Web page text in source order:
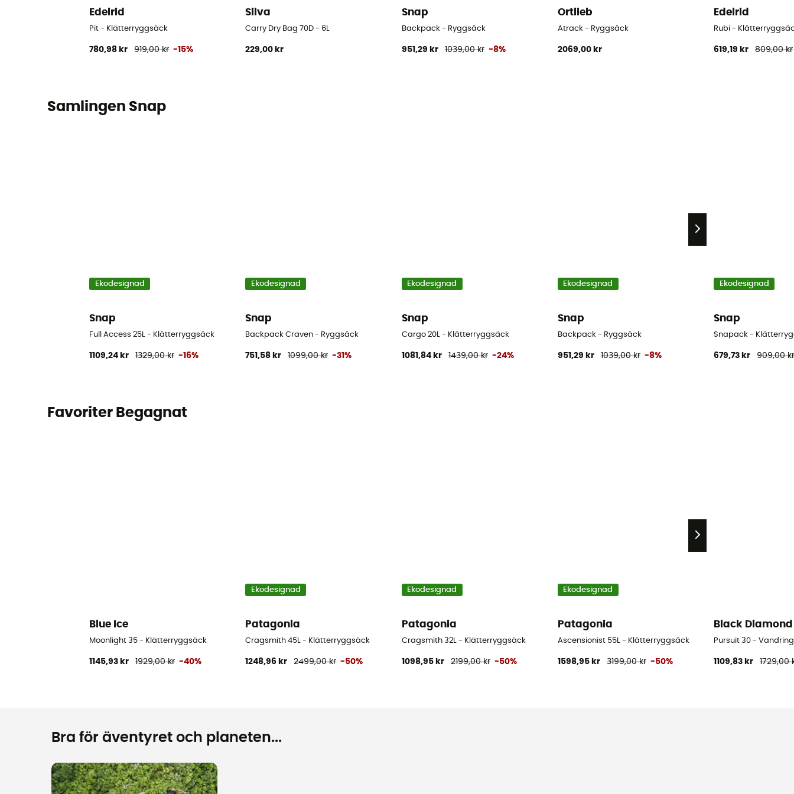
Edelrid
Pit - Klätterryggsäck
780,98 kr 919,00 kr -15%
Silva
Carry Dry Bag 70D - 6L
229,00 kr
Snap
Backpack - Ryggsäck
951,29 kr 1039,00 kr -8%
Ortlieb
Atrack - Ryggsäck
2069,00 kr
Edelrid
Rubi -
619,19 kr 809,00 kr
Samlingen Snap
Ekodesignad
Snap
Full Access 25L - Klätterryggsäck
1109,24 kr 1329,00 kr -16%
Ekodesignad
Snap
Backpack Craven - Ryggsäck
751,58 kr 1099,00 kr -31%
Ekodesignad
Snap
Cargo 20L - Klätterryggsäck
1081,84 kr 1439,00 kr -24%
Ekodesignad
Snap
Backpack - Ryggsäck
951,29 kr 1039,00 kr -8%
Ekodesignad
Snap
Snapack -
679,73 kr 909,00
Favoriter Begagnat
Blue Ice
Moonlight 35 - Klätterryggsäck
1145,93 kr 1929,00 kr -40%
Ekodesignad
Patagonia
Cragsmith 45L - Klätterryggsäck
1248,96 kr 2499,00 kr -50%
Ekodesignad
Patagonia
Cragsmith 32L - Klätterryggsäck
1098,95 kr 2199,00 kr -50%
Ekodesignad
Patagonia
Ascensionist 55L - Klätterryggsäck
1598,95 kr 3199,00 kr -50%
Black Diamond
Pursuit 30 -
1109,83 kr 1729,00
Bra för äventyret och planeten...